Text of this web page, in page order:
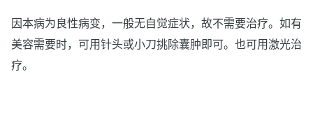
因本病为良性病变，一般无自觉症状，故不需要治疗。如有
美容需要时，可用针头或小刀挑除囊肿即可。也可用激光治
疗。